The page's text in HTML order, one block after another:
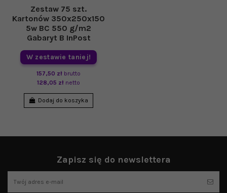
Zestaw 75 szt.
Kartonów 350x250x150
5w BC 550 g/m2
Gabaryt B InPost
W zestawie taniej!
157,50 zł brutto
128,05 zł netto
Dodaj do koszyka
Zapisz się do newslettera